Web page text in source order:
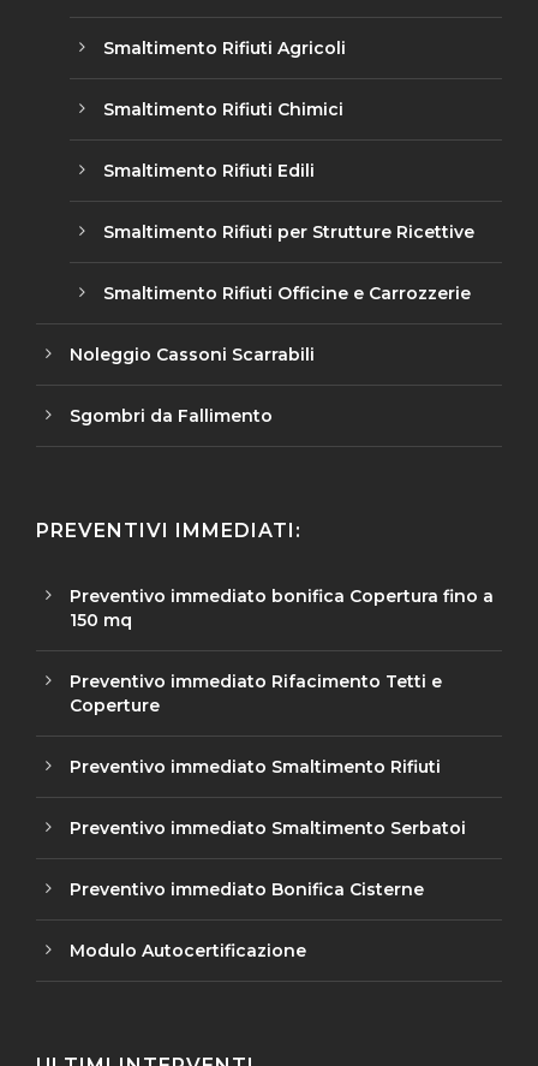
Smaltimento Rifiuti Agricoli
Smaltimento Rifiuti Chimici
Smaltimento Rifiuti Edili
Smaltimento Rifiuti per Strutture Ricettive
Smaltimento Rifiuti Officine e Carrozzerie
Noleggio Cassoni Scarrabili
Sgombri da Fallimento
PREVENTIVI IMMEDIATI:
Preventivo immediato bonifica Copertura fino a
150 mq
Preventivo immediato Rifacimento Tetti e
Coperture
Preventivo immediato Smaltimento Rifiuti
Preventivo immediato Smaltimento Serbatoi
Preventivo immediato Bonifica Cisterne
Modulo Autocertificazione